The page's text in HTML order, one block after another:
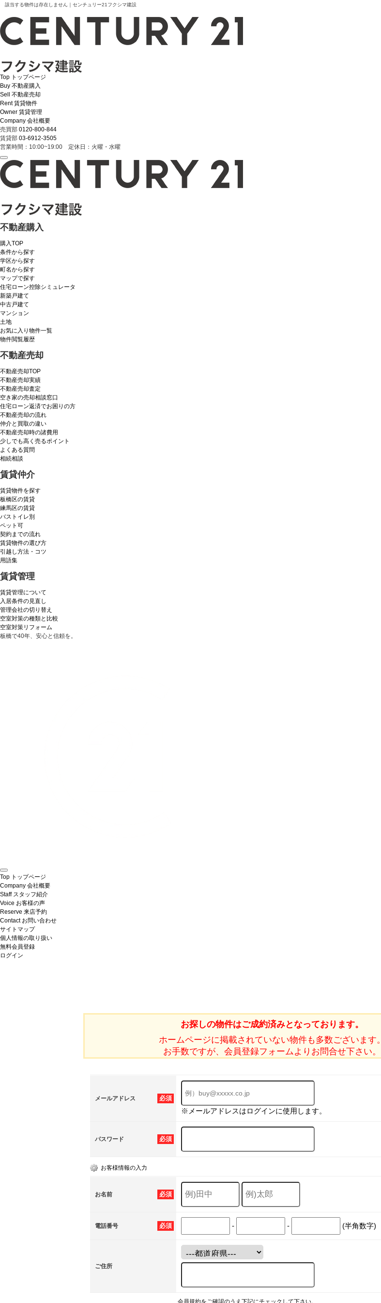
該当する物件は存在しません｜センチュリー21フクシマ建設
Top トップページ
Buy 不動産購入
Sell
不動産売却
Rent 賃貸物件
Owner 賃貸管理
Company 会社概要
売買部 0120-800-844
賃貸部 03-6912-3505
営業時間：10:00~19:00 定休日：火曜・水曜
不動産購入
購入TOP
条件から探す
学区から探す
町名から探す
マップで探す
住宅ローン控除シミュレータ
新築戸建て
中古戸建て
マンション
土地
お気に入り物件一覧
物件閲覧履歴
不動産売却
不動産売却TOP
不動産売却実績
不動産売却査定
空き家の売却相談窓口
住宅ローン返済でお困りの方
不動産売却の流れ
仲介と買取の違い
不動産売却時の諸費用
少しでも高く売るポイント
よくある質問
相続相談
賃貸仲介
賃貸物件を探す
板橋区の賃貸
練馬区の賃貸
バストイレ別
ペット可
契約までの流れ
賃貸物件の選び方
引越し方法・コツ
用語集
賃貸管理
賃貸管理について
入居条件の見直し
管理会社の切り替え
空室対策の種類と比較
空室対策リフォーム
板橋で40年、安心と信頼を。
Top トップページ
Company 会社概要
Staff スタッフ紹介
Voice お客様の声
Reserve 来店予約
Contact お問い合わせ
サイトマップ
個人情報の取り扱い
無料会員登録
ログイン
お探しの物件はご成約済みとなっております。
ホームページに掲載されていない物件も多数ございます。
お手数ですが、会員登録フォームよりお問合せ下さい。
必須
メールアドレス
※メールアドレスはログインに使用します。
必須
パスワード
お客様情報の入力
必須
お名前
必須
電話番号 - - (半角数字)
ご住所
会員規約をご確認のうえ下記にチェックして下さい。